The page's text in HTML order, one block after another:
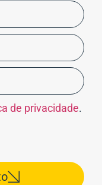
de privacidade.